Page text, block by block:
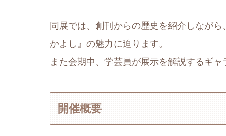
同展では、創刊からの歴史を紹介しなが
かよし』の魅力に迫ります。
また会期中、学芸員が展示を解説するギャ
開催概要